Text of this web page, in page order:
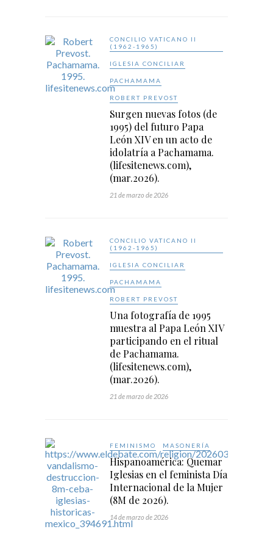
CONCILIO VATICANO II
(1962-1965)
IGLESIA CONCILIAR
PACHAMAMA
ROBERT PREVOST
Surgen nuevas fotos (de
1995) del futuro Papa
León XIV en un acto de
idolatría a Pachamama.
(lifesitenews.com),
(mar.2026).
21 de marzo de 2026
CONCILIO VATICANO II
(1962-1965)
IGLESIA CONCILIAR
PACHAMAMA
ROBERT PREVOST
Una fotografía de 1995
muestra al Papa León XIV
participando en el ritual
de Pachamama.
(lifesitenews.com),
(mar.2026).
21 de marzo de 2026
FEMINISMO MASONERÍA
Hispanoamérica: Quemar
Iglesias en el feminista Día
Internacional de la Mujer
(8M de 2026).
14 de marzo de 2026